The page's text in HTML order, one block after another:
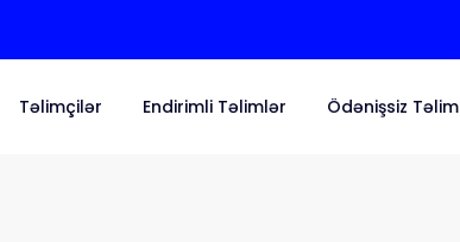
Təlimçilər Endirimli Təlimlər Ödənişsiz